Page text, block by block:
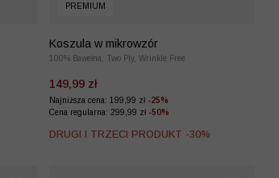
PREMIUM
Koszula w mikrowzór
100% Bawełna, Two Ply, Wrinkle Free
149,99 zł
Najniższa cena: 199,99 zł -25%
Cena regularna: 299,99 zł -50%
DRUGI I TRZECI PRODUKT -30%